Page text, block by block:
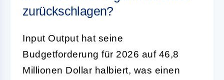
zurückschlagen?
Input Output hat seine
Budgetforderung für 2026 auf 46,8
Millionen Dollar halbiert, was einen